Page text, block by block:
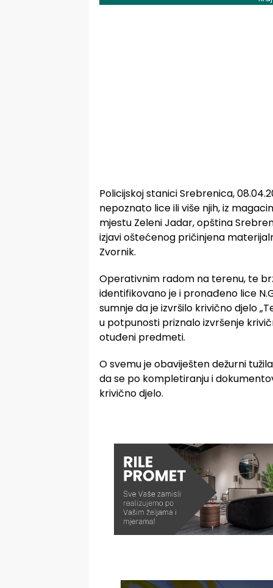
Policijskoj stanici Srebrenica,
nepoznato lice ili više njih, iz
mjestu Zeleni Jadar, opština
izjavi oštećenog pričinjena
Zvornik.
Operativnim radom na terenu, te
identifikovano je i pronađeno lice
sumnje da je izvršilo krivično djelo
u potpunosti priznalo izvršenje
otuđeni predmeti.
O svemu je obaviješten dežurni
da se po kompletiranju i
krivično djelo.